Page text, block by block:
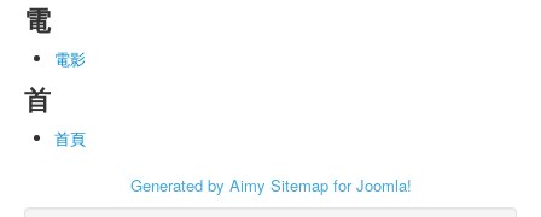
電
電影
首
首頁
Generated by Aimy Sitemap for Joomla!